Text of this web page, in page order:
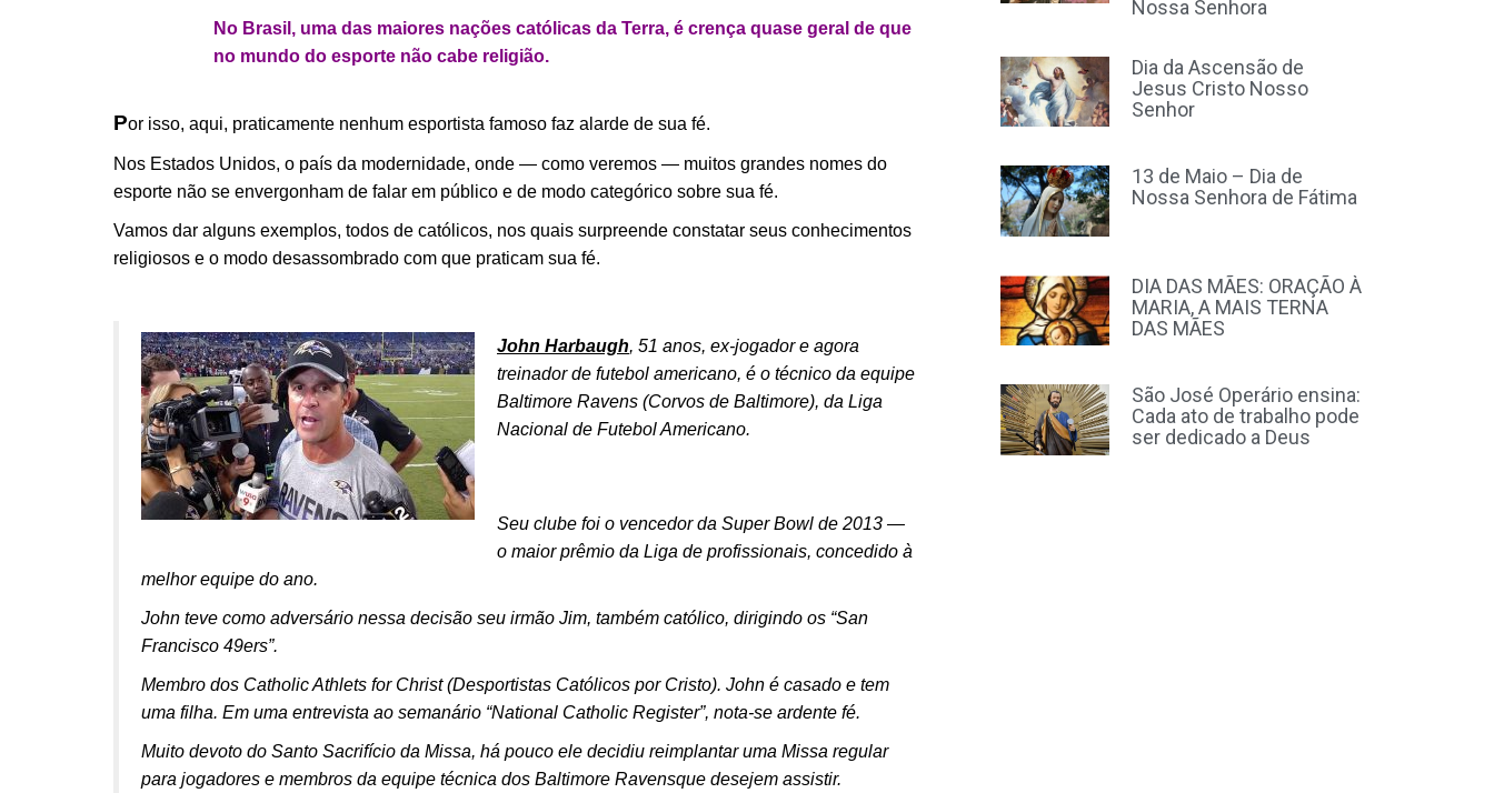
No Brasil, uma das maiores nações católicas da Terra, é crença quase geral de que
no mundo do esporte não cabe religião.
Por isso, aqui, praticamente nenhum esportista famoso faz alarde de sua fé.
Nos Estados Unidos, o país da modernidade, onde — como veremos — muitos grandes nomes do
esporte não se envergonham de falar em público e de modo categórico sobre sua fé.
Vamos dar alguns exemplos, todos de católicos, nos quais surpreende constatar seus conhecimentos
religiosos e o modo desassombrado com que praticam sua fé.
John Harbaugh, 51 anos, ex-jogador e agora
treinador de futebol americano, é o técnico da equipe
Baltimore Ravens (Corvos de Baltimore), da Liga
Nacional de Futebol Americano.
Seu clube foi o vencedor da Super Bowl de 2013 —
o maior prêmio da Liga de profissionais, concedido à
melhor equipe do ano.
John teve como adversário nessa decisão seu irmão Jim, também católico, dirigindo os “San
Francisco 49ers”.
Membro dos Catholic Athlets for Christ (Desportistas Católicos por Cristo). John é casado e tem
uma filha. Em uma entrevista ao semanário “National Catholic Register”, nota-se ardente fé.
Muito devoto do Santo Sacrifício da Missa, há pouco ele decidiu reimplantar uma Missa regular
para jogadores e membros da equipe técnica dos Baltimore Ravensque desejem assistir.
Nossa Senhora
Dia da Ascensão de
Jesus Cristo Nosso
Senhor
13 de Maio – Dia de
Nossa Senhora de Fátima
DIA DAS MÃES: ORAÇÃO À
MARIA, A MAIS TERNA
DAS MÃES
São José Operário ensina:
Cada ato de trabalho pode
ser dedicado a Deus